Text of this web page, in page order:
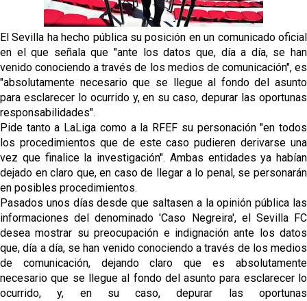
Análisis | El Sevilla FC cierra una pretemporada de
contrastes antes del inicio de LaLiga
Joan Jordán cerca de salir del Sevilla FC
Apuesta por la juventud y las ideas claras: el once
que perfila el Sevilla FC para el debut liguero
El Sevilla ha hecho pública su posición en un comunicado oficial
en el que señala que "ante los datos que, día a día, se han
venido conociendo a través de los medios de comunicación", es
"absolutamente necesario que se llegue al fondo del asunto
para esclarecer lo ocurrido y, en su caso, depurar las oportunas
responsabilidades".
Pide tanto a LaLiga como a la RFEF su personación "en todos
los procedimientos que de este caso pudieren derivarse una
vez que finalice la investigación". Ambas entidades ya habían
dejado en claro que, en caso de llegar a lo penal, se personarán
en posibles procedimientos.
Pasados unos días desde que saltasen a la opinión pública las
informaciones del denominado 'Caso Negreira', el Sevilla FC
desea mostrar su preocupación e indignación ante los datos
que, día a día, se han venido conociendo a través de los medios
de comunicación, dejando claro que es absolutamente
necesario que se llegue al fondo del asunto para esclarecer lo
ocurrido, y, en su caso, depurar las oportunas